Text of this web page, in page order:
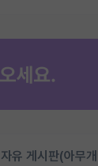
자유 게시판(아무